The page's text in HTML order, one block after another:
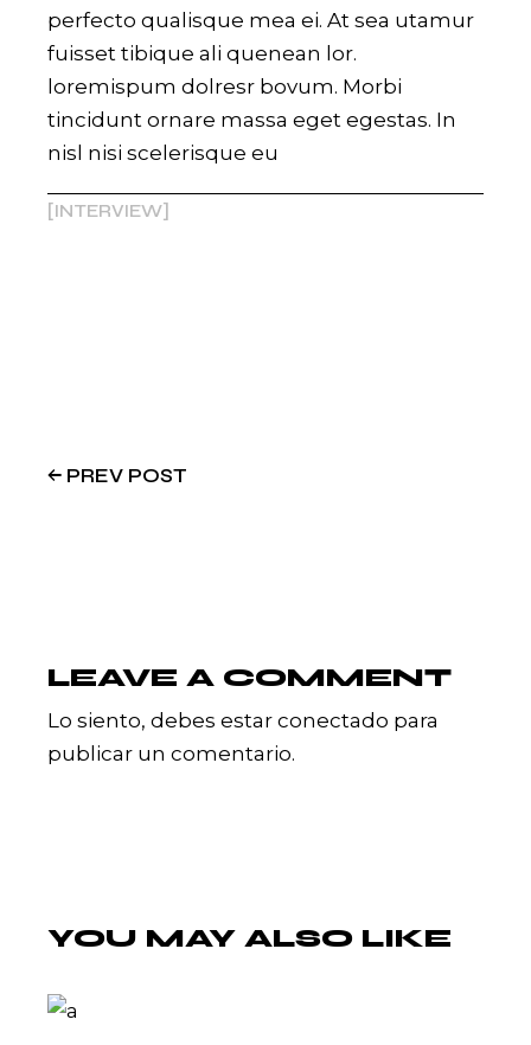
perfecto qualisque mea ei. At sea utamur
fuisset tibique ali quenean lor.
loremispum dolresr bovum. Morbi
tincidunt ornare massa eget egestas. In
nisl nisi scelerisque eu
INTERVIEW
PREV POST
LEAVE A COMMENT
Lo siento, debes estarconectado para
publicar un comentario.
YOU MAY ALSO LIKE